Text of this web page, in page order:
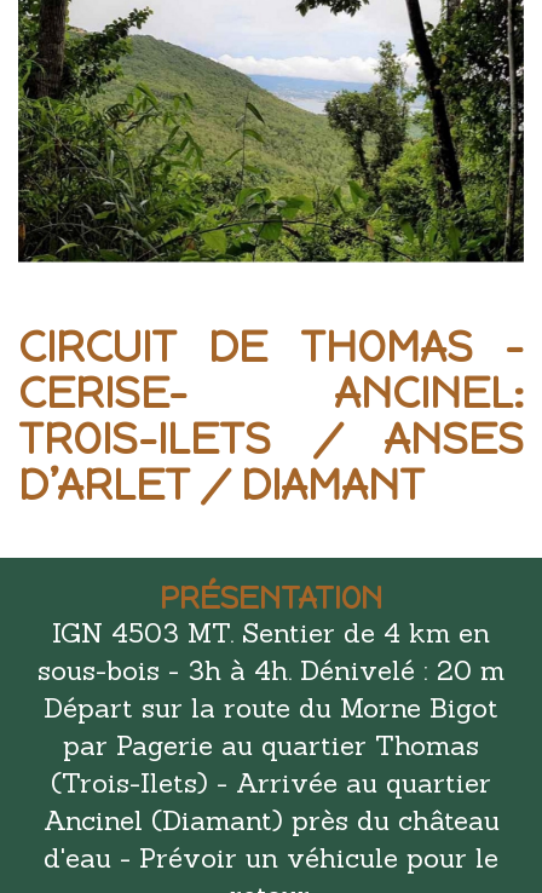
CIRCUIT DE THOMAS -
CERISE- ANCINEL:
TROIS-ILETS / ANSES
D’ARLET / DIAMANT
PRÉSENTATION
IGN 4503 MT. Sentier de 4 km en
sous-bois - 3h à 4h. Dénivelé : 20 m
Départ sur la route du Morne Bigot
par Pagerie au quartier Thomas
(Trois-Ilets) - Arrivée au quartier
Ancinel (Diamant) près du château
d'eau - Prévoir un véhicule pour le